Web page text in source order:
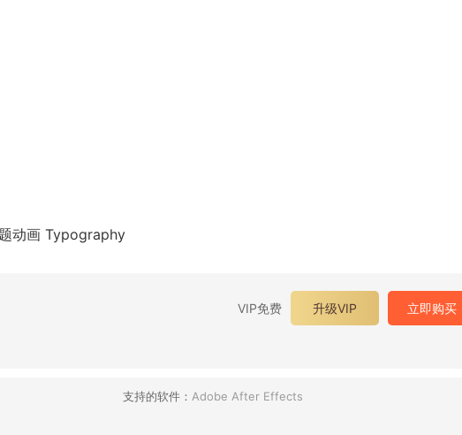
动画 Typography
VIP免费 升级VIP 立即购买
支持的软件： Adobe After Effects